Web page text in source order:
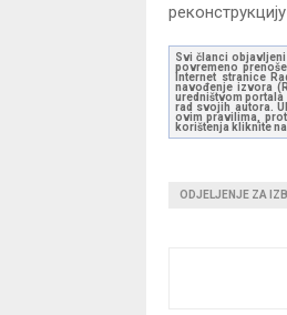
Svi članci
povremeno
Internet stranice
navođenje izvora
uredništvom
rad svojih autora.
ovim pravilima,
korištenja kliknite na
ODJELJENJE ZA